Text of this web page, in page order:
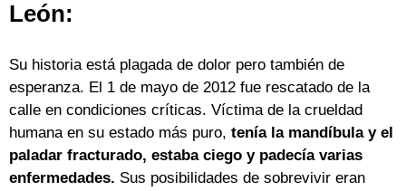
León:
Su historia está plagada de dolor pero también de
esperanza. El 1 de mayo de 2012 fue rescatado de la
calle en condiciones críticas. Víctima de la crueldad
humana en su estado más puro, tenía la mandíbula y el
paladar fracturado, estaba ciego y padecía varias
enfermedades. Sus posibilidades de sobrevivir eran